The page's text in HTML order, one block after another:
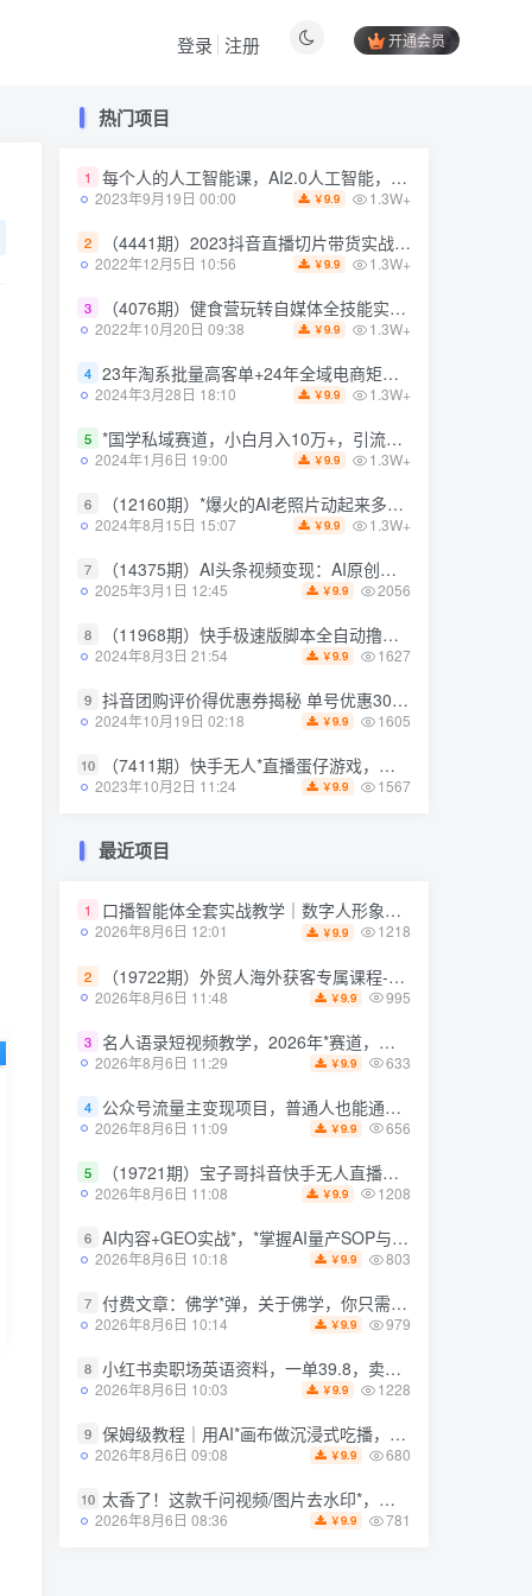
开通会员
登录 注册
热门项目
1 每个人的人工智能课，AI2.0人工智能，零基础入门
2023年9月19日 00:00 ￥9.9 1.3W+
2 （4441期）2023抖音直播切片带货实战，0基础+零资源+零经验 月入10W+借力IP实现躺赚
2022年12月5日 10:56 ￥9.9 1.3W+
3 （4076期）健食营玩转自媒体全技能实操，从无到有到精通，零基础也能打造*IP
2022年10月20日 09:38 ￥9.9 1.3W+
4 23年淘系批量高客单+24年全域电商矩阵，批量高客单线上课（109节课）
2024年3月28日 18:10 ￥9.9 1.3W+
5 *国学私域赛道，小白月入10万+，引流+转化完整流程【揭秘】
2024年1月6日 19:00 ￥9.9 1.3W+
6 （12160期）*爆火的AI老照片动起来多重变现教程，蹭热点日赚3000+，内含免费工具
2024年8月15日 15:07 ￥9.9 1.3W+
7 （14375期）AI头条视频变现：AI原创搬运玩法，无需剪辑，多平台发布，单号日入30-300
2025年3月1日 12:45 ￥9.9 2056
8 （11968期）快手极速版脚本全自动撸金看广告、刷视频单号收益50＋可批量操作
2024年8月3日 21:54 ￥9.9 1627
9 抖音团购评价得优惠券揭秘 单号优惠30-50 详细教程
2024年10月19日 02:18 ￥9.9 1605
10 （7411期）快手无人*直播蛋仔游戏，一天收入700+流程简单人人可做（送10G素材）
2023年10月2日 11:24 ￥9.9 1567
最近项目
1 口播智能体全套实战教学｜数字人形象克隆、声音克隆、AI视频生成、文案改写、软件配置零基础落地课
2026年8月6日 12:01 ￥9.9 1218
2 （19722期）外贸人海外获客专属课程-更新7月，讲解社媒账号运营AI矩阵玩法，，系统掌握海外客户开发全流程实战方法
2026年8月6日 11:48 ￥9.9 995
3 名人语录短视频教学，2026年*赛道，涨粉变现两不误
2026年8月6日 11:29 ￥9.9 633
4 公众号流量主变现项目，普通人也能通过这个项目日入四位数（更新26年8月）
2026年8月6日 11:09 ￥9.9 656
5 （19721期）宝子哥抖音快手无人直播课-2026年8月5更新｜从基础搭建到高阶起号，稳号防封技术，搭建自动化直播变现体系
2026年8月6日 11:08 ￥9.9 1208
6 AI内容+GEO实战*，*掌握AI量产SOP与GEO分发机制【文档】
2026年8月6日 10:18 ￥9.9 803
7 付费文章：佛学*弹，关于佛学，你只需要记住四个字
2026年8月6日 10:14 ￥9.9 979
8 小红书卖职场英语资料，一单39.8，卖了2w+份，新手可快速上手
2026年8月6日 10:03 ￥9.9 1228
9 保姆级教程｜用AI*画布做沉浸式吃播，3步直接出片，*画布工作流，操作简单好上手
2026年8月6日 09:08 ￥9.9 680
10 太香了！这款千问视频/图片去水印*，一键搞定烦人水印，本地完全免费，浏览器拓展插件
2026年8月6日 08:36 ￥9.9 781
热门项目
1 每个人的人工智能课，AI2.0人工智能，零基础入门
2023年9月19日 00:00 ￥9.9 1.3W+
2 （4441期）2023抖音直播切片带货实战，0基础+零资源+零经验 月入10W+借力IP实现躺赚
2022年12月5日 10:56 ￥9.9 1.3W+
3 （4076期）健食营玩转自媒体全技能实操，从无到有到精通，零基础也能打造*IP
2022年10月20日 09:38 ￥9.9 1.3W+
4 23年淘系批量高客单+24年全域电商矩阵，批量高客单线上课（109节课）
2024年3月28日 18:10 ￥9.9 1.3W+
5 *国学私域赛道，小白月入10万+，引流+转化完整流程【揭秘】
2024年1月6日 19:00 ￥9.9 1.3W+
6 （12160期）*爆火的AI老照片动起来多重变现教程，蹭热点日赚3000+，内含免费工具
2024年8月15日 15:07 ￥9.9 1.3W+
7 （14375期）AI头条视频变现：AI原创搬运玩法，无需剪辑，多平台发布，单号日入30-300
2025年3月1日 12:45 ￥9.9 2056
8 （11968期）快手极速版脚本全自动撸金看广告、刷视频单号收益50＋可批量操作
2024年8月3日 21:54 ￥9.9 1627
9 抖音团购评价得优惠券揭秘 单号优惠30-50 详细教程
2024年10月19日 02:18 ￥9.9 1605
10 （7411期）快手无人*直播蛋仔游戏，一天收入700+流程简单人人可做（送10G素材）
2023年10月2日 11:24 ￥9.9 1567
最近项目
1 口播智能体全套实战教学｜数字人形象克隆、声音克隆、AI视频生成、文案改写、软件配置零基础落地课
2026年8月6日 12:01 ￥9.9 1218
2 （19722期）外贸人海外获客专属课程-更新7月，讲解社媒账号运营AI矩阵玩法，，系统掌握海外客户开发全流程实战方法
2026年8月6日 11:48 ￥9.9 995
3 名人语录短视频教学，2026年*赛道，涨粉变现两不误
2026年8月6日 11:29 ￥9.9 633
4 公众号流量主变现项目，普通人也能通过这个项目日入四位数（更新26年8月）
2026年8月6日 11:09 ￥9.9 656
5 （19721期）宝子哥抖音快手无人直播课-2026年8月5更新｜从基础搭建到高阶起号，稳号防封技术，搭建自动化直播变现体系
2026年8月6日 11:08 ￥9.9 1208
6 AI内容+GEO实战*，*掌握AI量产SOP与GEO分发机制【文档】
2026年8月6日 10:18 ￥9.9 803
7 付费文章：佛学*弹，关于佛学，你只需要记住四个字
2026年8月6日 10:14 ￥9.9 979
8 小红书卖职场英语资料，一单39.8，卖了2w+份，新手可快速上手
2026年8月6日 10:03 ￥9.9 1228
9 保姆级教程｜用AI*画布做沉浸式吃播，3步直接出片，*画布工作流，操作简单好上手
2026年8月6日 09:08 ￥9.9 680
10 太香了！这款千问视频/图片去水印*，一键搞定烦人水印，本地完全免费，浏览器拓展插件
2026年8月6日 08:36 ￥9.9 781